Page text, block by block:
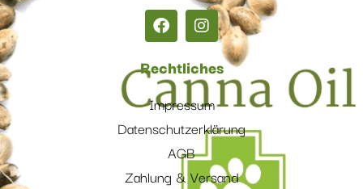
Rechtliches
Impressum
Datenschutzerklärung
AGB
Zahlung & Versand